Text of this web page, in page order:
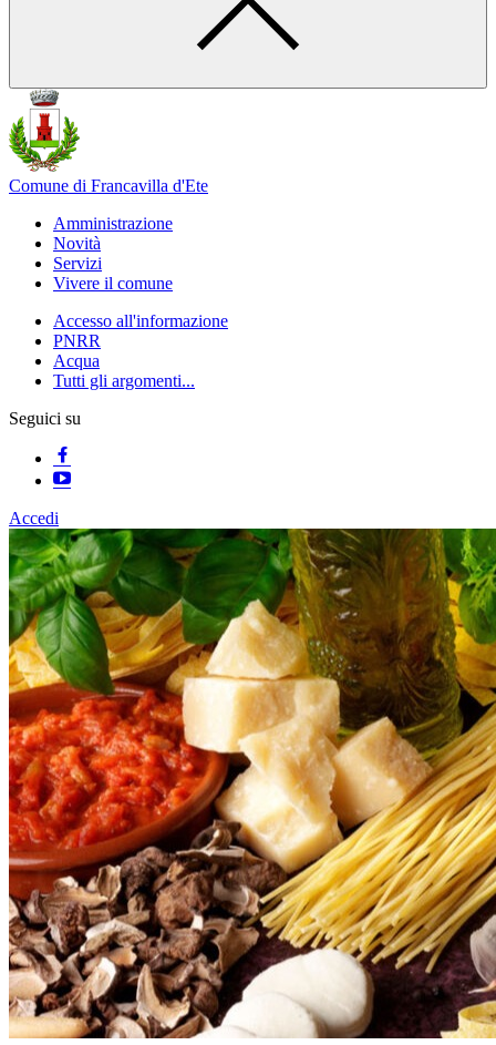
Comune di Francavilla d'Ete
Amministrazione
Novità
Servizi
Vivere il comune
Accesso all'informazione
PNRR
Acqua
Tutti gli argomenti...
Seguici su
Accedi